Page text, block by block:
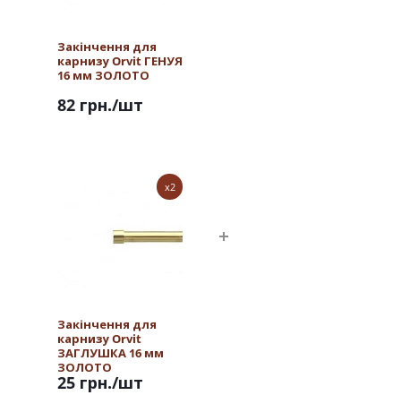
Закінчення для
карнизу Orvit ГЕНУЯ
16 мм ЗОЛОТО
82 грн./шт
x2
Закінчення для
карнизу Orvit
ЗАГЛУШКА 16 мм
ЗОЛОТО
25 грн./шт